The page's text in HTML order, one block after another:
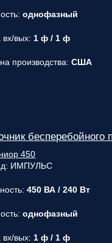
однофазный
вх/вых: 1 ф / 1 ф
производства:США
ИМПУЛЬС
450 ВА / 240 Вт
однофазный
вх/вых: 1 ф / 1 ф